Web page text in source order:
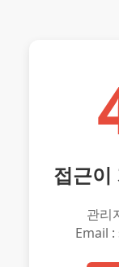
접근이
관리
Email